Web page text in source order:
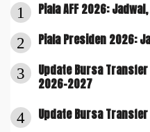
1 Piala AFF 2026:
2 Piala Presiden 2026:
3
Update Bursa
2026-2027
4 Update Bursa